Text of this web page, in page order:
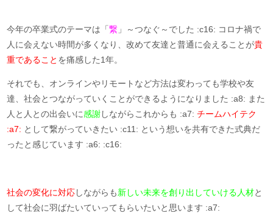
今年の卒業式のテーマは「繋 」～つなぐ～でした :c16: コロナ禍で
人に会えない時間が多くなり、改めて友達と普通に会えることが貴
重であること を痛感した1年。
それでも、オンラインやリモートなど方法は変わっても学校や友
達、社会とつながっていくことができるようになりました :a8: また
人と人との出会いに感謝しながらこれからも :a7:チームハイテク
:a7: として繋がっていきたい :c11: という想いを共有できた式典だ
ったと感じています :a6: :c16:
社会の変化に対応しながらも新しい未来を創り出していける人材と
して社会に羽ばたいていってもらいたいと思います :a7: